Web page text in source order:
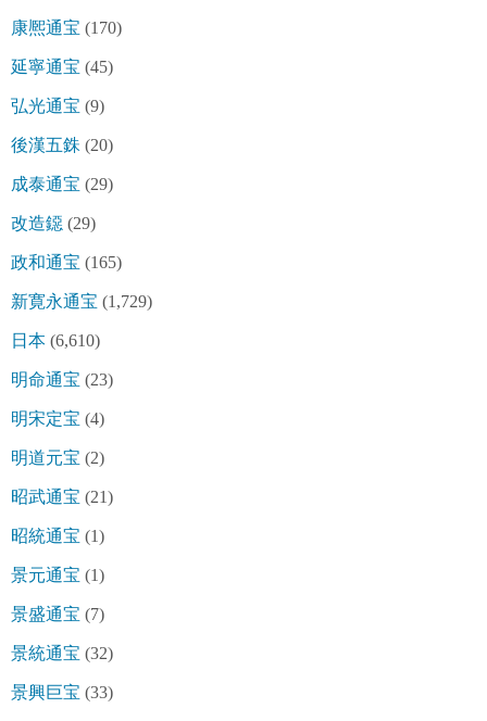
康熈通宝 (170)
延寧通宝 (45)
弘光通宝 (9)
後漢五銖 (20)
成泰通宝 (29)
改造鐚 (29)
政和通宝 (165)
新寛永通宝 (1,729)
日本 (6,610)
明命通宝 (23)
明宋定宝 (4)
明道元宝 (2)
昭武通宝 (21)
昭統通宝 (1)
景元通宝 (1)
景盛通宝 (7)
景統通宝 (32)
景興巨宝 (33)